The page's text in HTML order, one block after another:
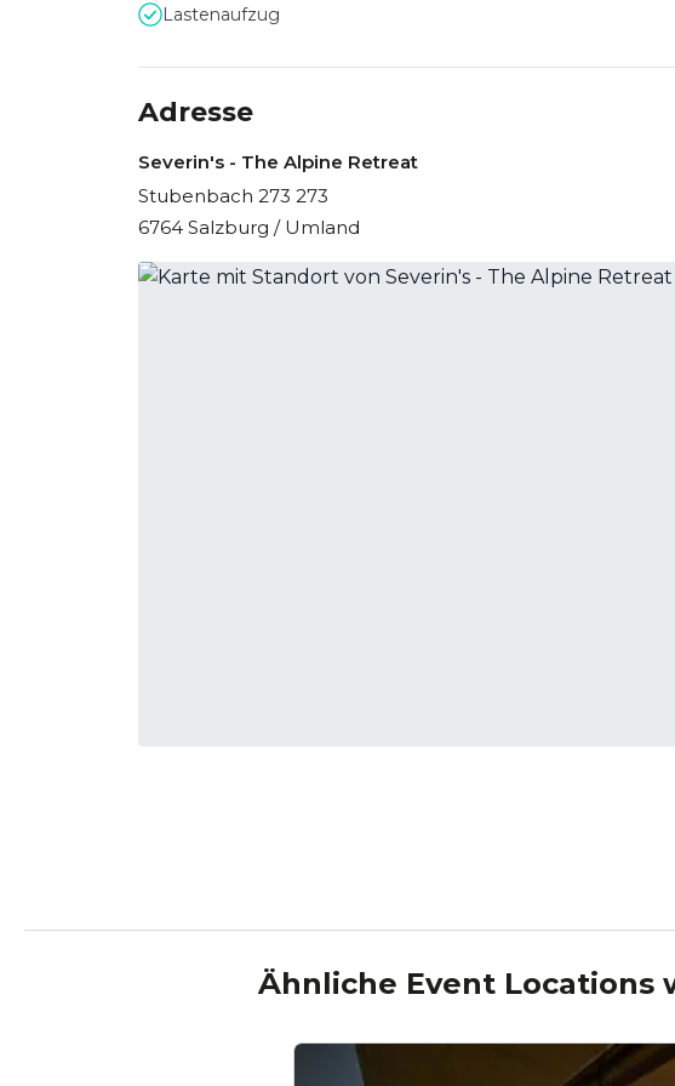
Lastenaufzug
Adresse
Severin's - The Alpine Retreat
Stubenbach 273 273
6764 Salzburg / Umland
Ähnliche Event Locations